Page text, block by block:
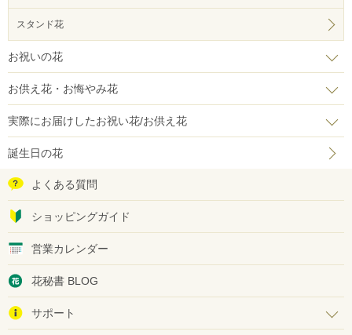
スタンド花
お祝いの花
お供え花・お悔やみ花
実際にお届けしたお祝い花/お供え花
誕生日の花
よくある質問
ショッピングガイド
営業カレンダー
花秘書 BLOG
サポート